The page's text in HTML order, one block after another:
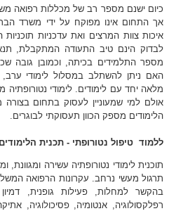
כיום ישנם מספר רב של מכללות רפואה
אך התחום אינו מפוקח על ידי משרד
איכות צוות המרצים ואת עדכניות
לבדוק הינם טיב התעודה המתקבלת,
מספר התלמידים בכיתה, וכמובן גובה
האם ניתן להשתלב במסלול לימודי
מלאה יחד עם לימודים. לימודי נטורופתיה
אולם למי שמעוניין לעסוק בתחום
הלימודים מספק הכוון תעסוקתי לבוגרים.
ללמוד טיפול נטורופתי - תכנית הלימודים
תוכנית לימודי נטורופתיה עשירה
תרגול מעשי נרחב. עקרונות הרפואה
בהקשר למחלות, פעילות גופנית,
רפלקסולוגיה, אנטומיה, פסיכולוגיה,